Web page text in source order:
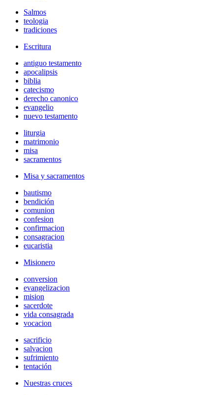
Salmos
teologia
tradiciones
Escritura
antiguo testamento
apocalipsis
biblia
catecismo
derecho canonico
evangelio
nuevo testamento
liturgia
matrimonio
misa
sacramentos
Misa y sacramentos
bautismo
bendición
comunion
confesion
confirmacion
consagracion
eucaristia
Misionero
conversion
evangelizacion
mision
sacerdote
vida consagrada
vocacion
sacrificio
salvacion
sufrimiento
tentación
Nuestras cruces